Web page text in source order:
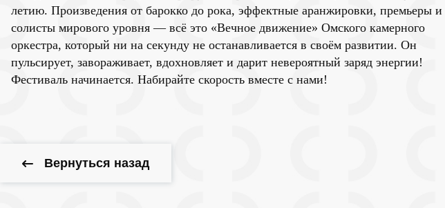
летию. Произведения от барокко до рока, эффектные аранжировки, премьеры и
солисты мирового уровня — всё это «Вечное движение» Омского камерного
оркестра, который ни на секунду не останавливается в своём развитии. Он
пульсирует, завораживает, вдохновляет и дарит невероятный заряд энергии!
Фестиваль начинается. Набирайте скорость вместе с нами!
Вернуться назад